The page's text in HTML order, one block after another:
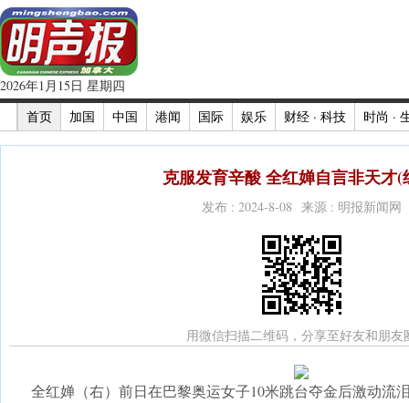
2026年1月15日 星期四
首页
加国 中国 港闻 国际 娱乐 财经 · 科技 时尚 ·
克服发育辛酸 全红婵自言非天才(
发布 : 2024-8-08 来源 : 明报新闻网
用微信扫描二维码，分享至好友和朋友
全红婵（右）前日在巴黎奥运女子10米跳台夺金后激动流